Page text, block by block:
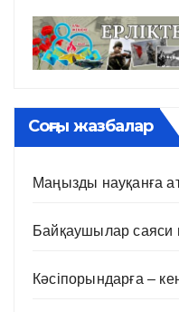
Соңғы жазбалар
Маңызды науқанға
Байқаушылар саяси
Кәсіпорындарға –